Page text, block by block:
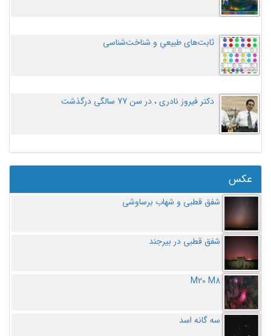
ثابت‌های طبیعیِ و شناخت‌شناسی
دکتر فیروز نادری ، در سن 77 سالگی درگذشت
عکس
شفق قطبی و شهاب برساوشی
شفق قطبی در بیرجند
M20 M8
سه گانه اسد